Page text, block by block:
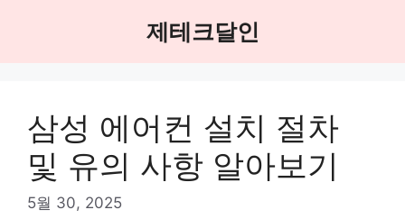
제테크달인
삼성 에어컨 설치 절차
및 유의 사항 알아보기
5월 30, 2025